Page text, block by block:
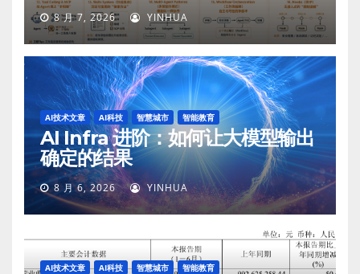
8 月 7, 2026 YINHUA
AI技术文章 AI科技 智慧城市 智能教育
AI Infra 进阶：如何让大模型输出
确定的结果
8 月 6, 2026 YINHUA
AI技术文章 AI科技 智慧城市 智能教育